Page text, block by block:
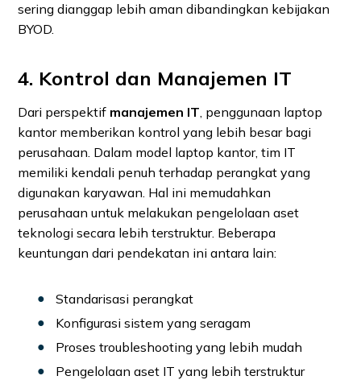
sering dianggap lebih aman dibandingkan kebijakan
BYOD.
4. Kontrol dan Manajemen IT
Dari perspektif manajemen IT , penggunaan laptop
kantor memberikan kontrol yang lebih besar bagi
perusahaan. Dalam model laptop kantor, tim IT
memiliki kendali penuh terhadap perangkat yang
digunakan karyawan. Hal ini memudahkan
perusahaan untuk melakukan pengelolaan aset
teknologi secara lebih terstruktur. Beberapa
keuntungan dari pendekatan ini antara lain:
Standarisasi perangkat
Konfigurasi sistem yang seragam
Proses troubleshooting yang lebih mudah
Pengelolaan aset IT yang lebih terstruktur